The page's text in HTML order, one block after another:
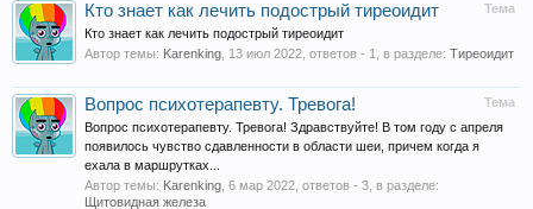
Тема
Кто знает как лечить подострый тиреоидит
Кто знает как лечить подострый тиреоидит
Автор темы: Karenking 13 июл 2022 , ответов - 1, в разделе: Тиреоидит
Тема
Вопрос психотерапевту. Тревога!
Вопрос психотерапевту. Тревога! Здравствуйте! В том году с апреля
появилось чувство сдавленности в области шеи, причем когда я
ехала в маршрутках...
Автор темы: Karenking 6 мар 2022 , ответов - 3, в разделе:
Щитовидная железа